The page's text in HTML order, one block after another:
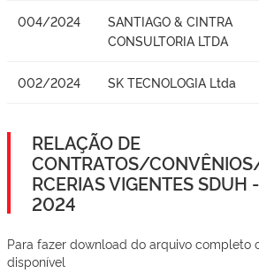
004/2024
SANTIAGO & CINTRA
CONSULTORIA LTDA
002/2024 SK TECNOLOGIA Ltda
RELAÇÃO DE
CONTRATOS/
RCERIAS VIGENTES
2024
Para fazer download do arquivo completo
disponível